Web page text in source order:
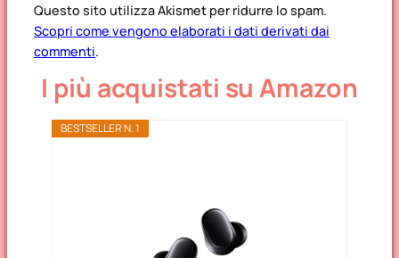
Questo sito utilizza Akismet per ridurre lo spam.
Scopri come vengono elaborati i dati derivati dai
commenti.
I più acquistati su Amazon
BESTSELLER N. 1